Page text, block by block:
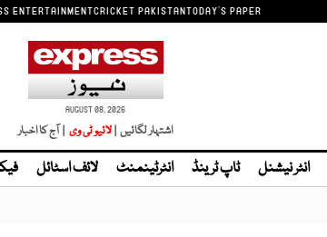
ENTERTAINMENTCRICKET PAKISTANTODAY'S PAPER
AUGUST 08, 2026
اشتہار لگائیں | | آج کا اخبار
انٹر نیشنل ٹاپ ٹرینڈ انٹرٹینمنٹ لائف اسٹائل